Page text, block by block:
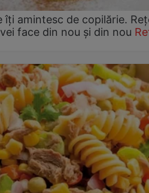
îți amintesc de copilărie.
face din nou și din nou